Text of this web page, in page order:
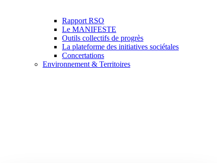
Rapport RSO
Le MANIFESTE
Outils collectifs de progrès
La plateforme des initiatives sociétales
Concertations
Environnement & Territoires